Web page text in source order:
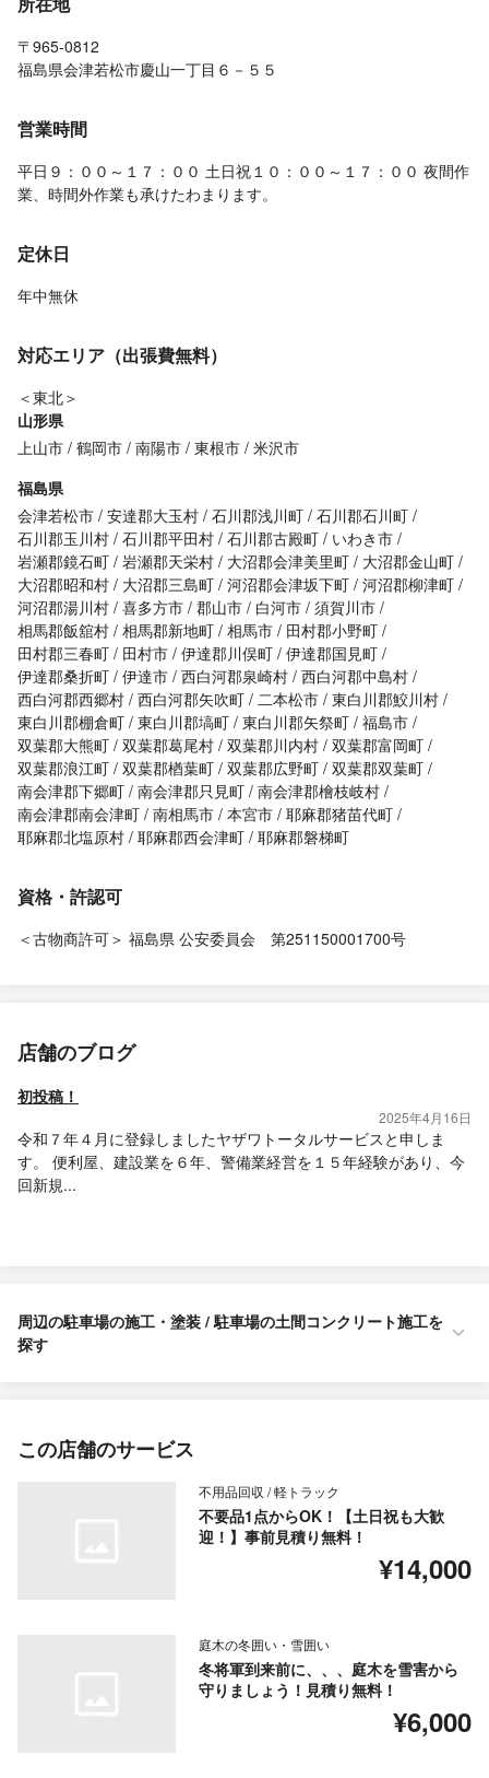
〒965-0812
福島県会津若松市慶山一丁目６－５５
営業時間
平日９：００～１７：００ 土日祝１０：００～１７：００ 夜間作
業、時間外作業も承けたわまります。
定休日
年中無休
対応エリア（出張費無料）
＜東北＞
山形県
上山市 鶴岡市 南陽市 東根市 米沢市
福島県
会津若松市 安達郡大玉村 石川郡浅川町 石川郡石川町
石川郡玉川村 石川郡平田村 石川郡古殿町
いわき市
岩瀬郡鏡石町 岩瀬郡天栄村 大沼郡会津美里町
大沼郡金山町
大沼郡昭和村
大沼郡三島町 河沼郡会津坂下町 河沼郡柳津町
河沼郡湯川村 喜多方市 郡山市 白河市 須賀川市
相馬郡飯舘村 相馬郡新地町 相馬市
田村郡小野町
田村郡三春町
田村市 伊達郡川俣町 伊達郡国見町
伊達郡桑折町 伊達市 西白河郡泉崎村 西白河郡中島村
西白河郡西郷村 西白河郡矢吹町 二本松市 東白川郡鮫川村
東白川郡棚倉町 東白川郡塙町 東白川郡矢祭町 福島市
双葉郡大熊町 双葉郡葛尾村 双葉郡川内村 双葉郡富岡町
双葉郡浪江町 双葉郡楢葉町 双葉郡広野町 双葉郡双葉町
南会津郡下郷町 南会津郡只見町 南会津郡檜枝岐村
南会津郡南会津町 南相馬市 本宮市 耶麻郡猪苗代町
耶麻郡北塩原村 耶麻郡西会津町 耶麻郡磐梯町
資格・許認可
＜古物商許可＞ 福島県 公安委員会 第251150001700号
店舗のブログ
初投稿！
2025年4月16日
令和７年４月に登録しましたヤザワトータルサービスと申しま
す。 便利屋、建設業を６年、警備業経営を１５年経験があり、今
回新規...
周辺の駐車場の施工・塗装 / 駐車場の土間コンクリート施工を
探す
この店舗のサービス
不用品回収 / 軽トラック
不要品1点からOK！【土日祝も大歓
迎！】事前見積り無料！
¥14,000
庭木の冬囲い・雪囲い
冬将軍到来前に、、、庭木を雪害から
守りましょう！見積り無料！
¥6,000